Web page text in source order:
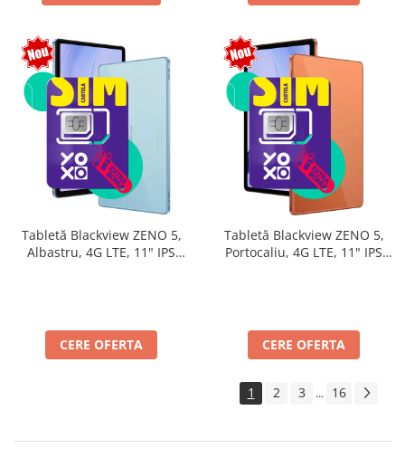
Tabletă Blackview ZENO 5,
Albastru, 4G LTE, 11" IPS
SIM
CERE OFERTA
Tabletă Blackview ZENO 5,
Portocaliu, 4G LTE, 11" IPS
SIM
CERE OFERTA
1 2 3 ... 16